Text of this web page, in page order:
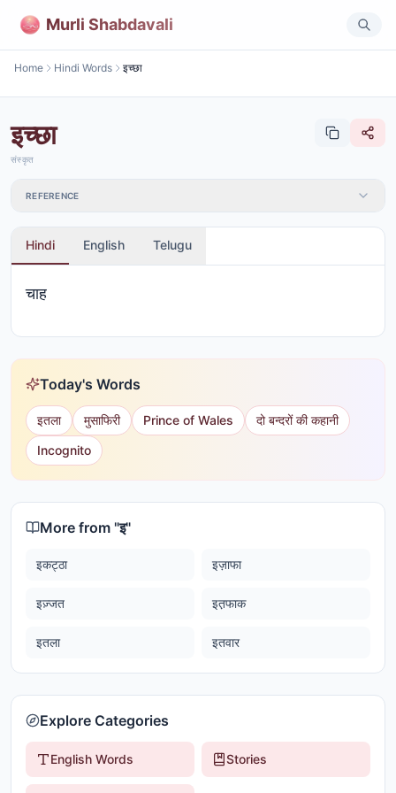
Murli Shabdavali
Home Hindi Words इच्छा
इच्छा
संस्कृत
REFERENCE
Hindi English Telugu
चाह
Today's Words
इतला मुसाफिरी Prince of Wales
दो बन्दरों की कहानी
Incognito
More from "इ"
इकट्ठा इज़ाफा
इज़्जत इत़फाक
इतला इतवार
Explore Categories
English Words Stories